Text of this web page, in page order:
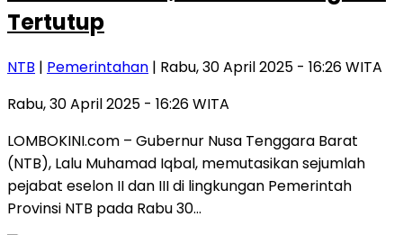
Tertutup
NTB | Pemerintahan | Rabu, 30 April 2025 - 16:26 WITA
Rabu, 30 April 2025 - 16:26 WITA
LOMBOKINI.com – Gubernur Nusa Tenggara Barat
(NTB), Lalu Muhamad Iqbal, memutasikan sejumlah
pejabat eselon II dan III di lingkungan Pemerintah
Provinsi NTB pada Rabu 30…